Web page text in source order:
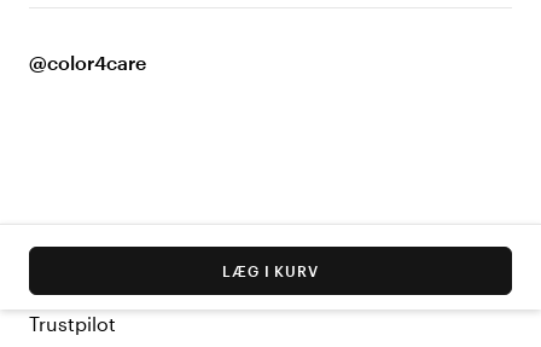
@color4care
LÆG I KURV
Trustpilot